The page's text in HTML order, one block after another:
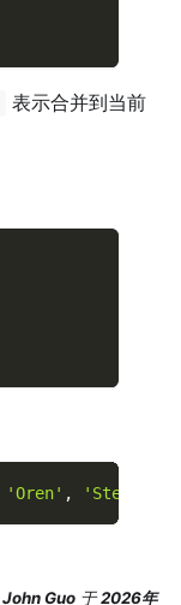
表示合并到当前
'Oren' , 'Steve'
John Guo 于2026年